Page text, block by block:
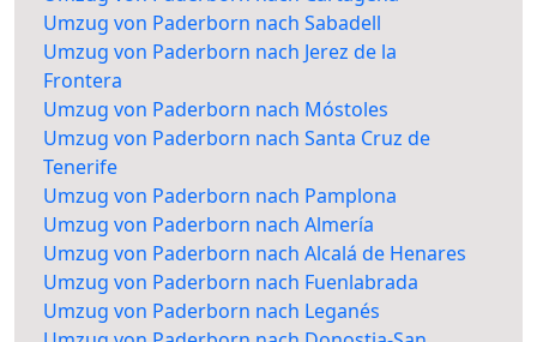
Umzug von Paderborn nach Sabadell
Umzug von Paderborn nach Jerez de la
Frontera
Umzug von Paderborn nach Móstoles
Umzug von Paderborn nach Santa Cruz de
Tenerife
Umzug von Paderborn nach Pamplona
Umzug von Paderborn nach Almería
Umzug von Paderborn nach Alcalá de Henares
Umzug von Paderborn nach Fuenlabrada
Umzug von Paderborn nach Leganés